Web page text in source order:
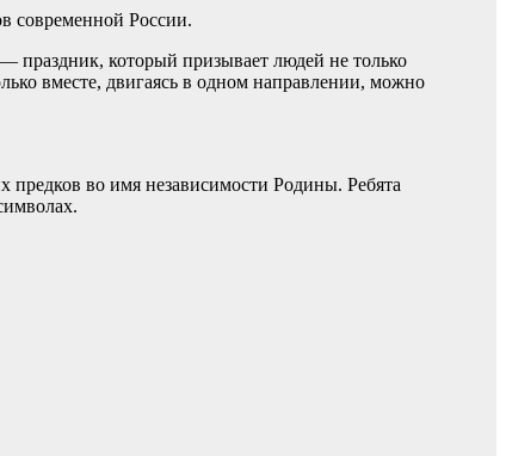
современной России.
праздник, который призывает людей не только
вместе, двигаясь в одном направлении, можно
предков во имя независимости Родины. Ребята